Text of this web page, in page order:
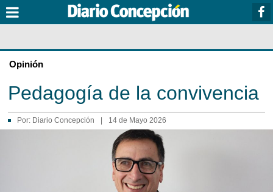
Opinión
Pedagogía de la convivencia
Por: Diario Concepción 14 de Mayo 2026